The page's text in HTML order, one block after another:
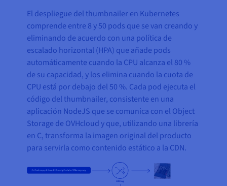
El despliegue del thumbnailer en Kubernetes
comprende entre 8 y 50 pods que se van creando y
eliminando de acuerdo con una política de
escalado horizontal (HPA) que añade pods
automáticamente cuando la CPU alcanza el 80 %
de su capacidad, y los elimina cuando la cuota de
CPU está por debajo del 50 %. Cada pod ejecuta el
código del thumbnailer, consistente en una
aplicación NodeJS que se comunica con el Object
Storage de OVHcloud y que, utilizando una librería
en C, transforma la imagen original del producto
para servirla como contenido estático a la CDN.